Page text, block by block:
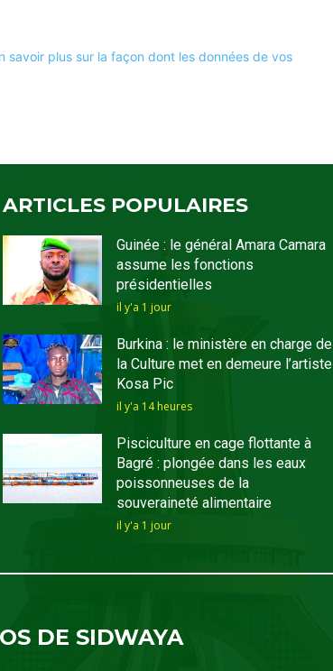
savoir plus sur la façon dont les données de vos
ARTICLES POPULAIRES
Guinée : le général Amara Camara
assume les fonctions
présidentielles
il y'a 1 jour
Burkina : le ministère en charge de
la Culture met en demeure l’artiste
Kosa Pic
il y'a 14 heures
Pisciculture en cage flottante à
Bagré : plongée dans les eaux
poissonneuses de la
souveraineté alimentaire
il y'a 1 jour
DE SIDWAYA